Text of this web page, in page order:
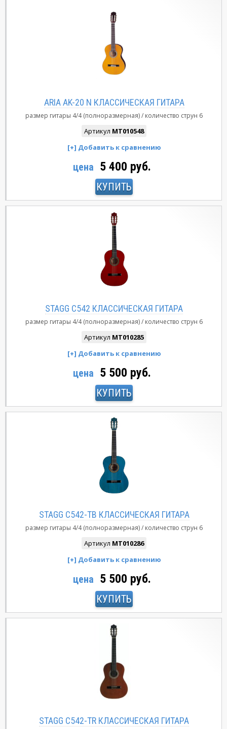
ARIA AK-20 N КЛАССИЧЕСКАЯ ГИТАРА
размер гитары 4/4 (полноразмерная) количество струн 6
Артикул MT010548
цена 5 400 руб.
КУПИТЬ
STAGG C542 КЛАССИЧЕСКАЯ ГИТАРА
размер гитары 4/4 (полноразмерная) количество струн 6
Артикул MT010285
цена 5 500 руб.
КУПИТЬ
STAGG C542-TB КЛАССИЧЕСКАЯ ГИТАРА
размер гитары 4/4 (полноразмерная) количество струн 6
Артикул MT010286
цена 5 500 руб.
КУПИТЬ
STAGG C542-TR КЛАССИЧЕСКАЯ ГИТАРА